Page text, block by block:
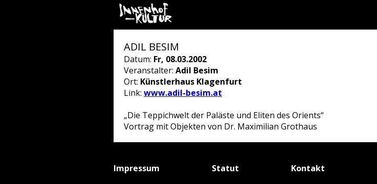
ADIL BESIM
Datum: Fr, 08.03.2002
Veranstalter: Adil Besim
Ort: Künstlerhaus Klagenfurt
Link: www.adil-besim.at
„Die Teppichwelt der Paläste und Eliten des Orients“
Vortrag mit Objekten von Dr. Maximilian Grothaus
Impressum Statut Kontakt